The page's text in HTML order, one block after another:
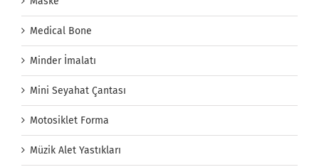
Medical Bone
Minder İmalatı
Mini Seyahat Çantası
Motosiklet Forma
Müzik Alet Yastıkları